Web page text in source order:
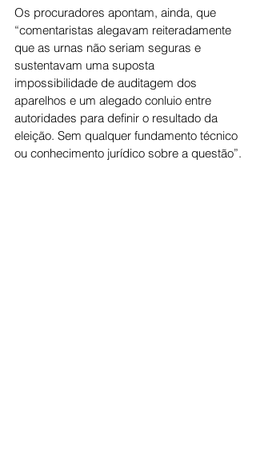
Os procuradores apontam, ainda, que
“comentaristas alegavam reiteradamente
que as urnas não seriam seguras e
sustentavam uma suposta
impossibilidade de auditagem dos
aparelhos e um alegado conluio entre
autoridades para definir o resultado da
eleição. Sem qualquer fundamento técnico
ou conhecimento jurídico sobre a questão”.